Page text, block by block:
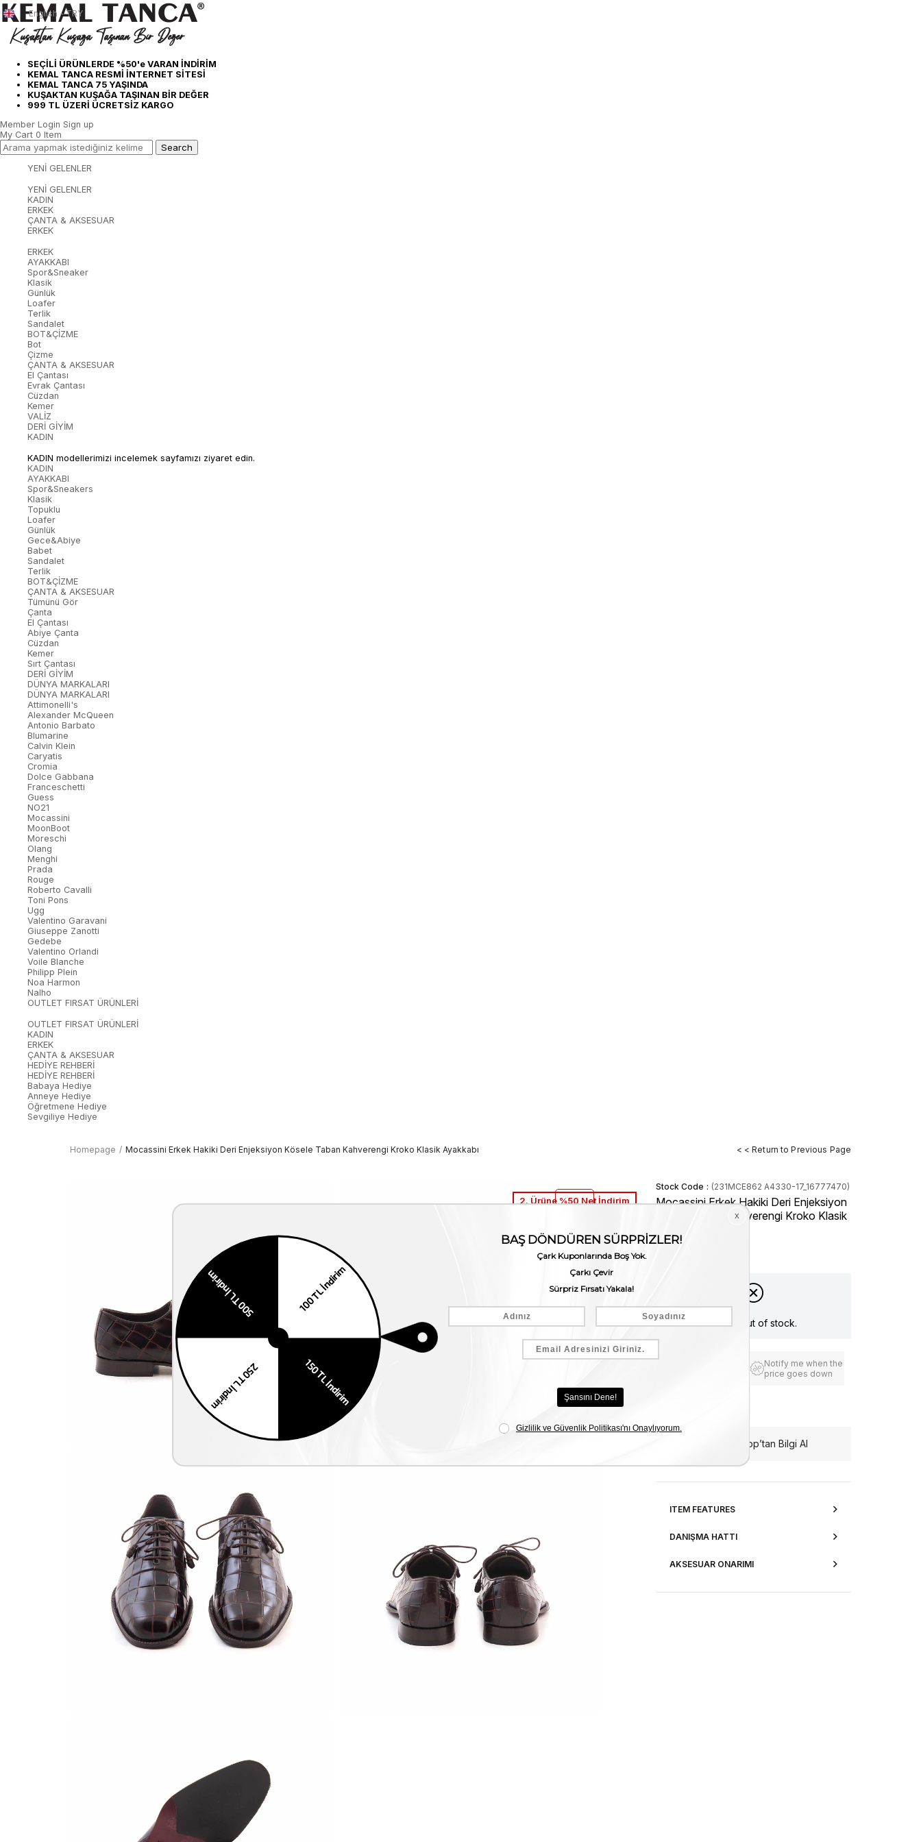
SEÇİLİ ÜRÜNLERDE %50'e VARAN İNDİRİM
KEMAL TANCA RESMİ İNTERNET SİTESİ
KEMAL TANCA 75 YAŞINDA
KUŞAKTAN KUŞAĞA TAŞINAN BİR DEĞER
999 TL ÜZERİ ÜCRETSİZ KARGO
English - TRY
Member Login Sign up
My Cart 0 Item
YENİ GELENLER
YENİ GELENLER
KADIN
ERKEK
ÇANTA & AKSESUAR
ERKEK
ERKEK
AYAKKABI
Spor&Sneaker
Klasik
Günlük
Loafer
Terlik
Sandalet
BOT&ÇİZME
Bot
Çizme
ÇANTA & AKSESUAR
El Çantası
Evrak Çantası
Cüzdan
Kemer
VALİZ
DERİ GİYİM
KADIN
KADIN modellerimizi incelemek sayfamızı ziyaret edin.
KADIN
AYAKKABI
Spor&Sneakers
Klasik
Topuklu
Loafer
Günlük
Gece&Abiye
Babet
Sandalet
Terlik
BOT&ÇİZME
ÇANTA & AKSESUAR
Tümünü Gör
Çanta
El Çantası
Abiye Çanta
Cüzdan
Kemer
Sırt Çantası
DERİ GİYİM
DÜNYA MARKALARI
DÜNYA MARKALARI
Attimonelli's
Alexander McQueen
Antonio Barbato
Blumarine
Calvin Klein
Caryatis
Cromia
Dolce Gabbana
Franceschetti
Guess
NO21
Mocassini
MoonBoot
Moreschi
Olang
Menghi
Prada
Rouge
Roberto Cavalli
Toni Pons
Ugg
Valentino Garavani
Giuseppe Zanotti
Gedebe
Valentino Orlandi
Voile Blanche
Philipp Plein
Noa Harmon
Nalho
OUTLET FIRSAT ÜRÜNLERİ
OUTLET FIRSAT ÜRÜNLERİ
KADIN
ERKEK
ÇANTA & AKSESUAR
HEDİYE REHBERİ
HEDİYE REHBERİ
Babaya Hediye
Anneye Hediye
Öğretmene Hediye
Sevgiliye Hediye
Homepage Mocassini Erkek Hakiki Deri Enjeksiyon Kösele Taban Kahverengi Kroko Klasik Ayakkabı < < Return to Previous Page
2. Ürüne %50 Net İndirim
Stock Code (231MCE862 A4330-17_16777470)
Mocassini Erkek Hakiki Deri Enjeksiyon
Kösele Taban Kahverengi Kroko Klasik
Stock Amount
Item is out of stock.
Notify me when the
price goes down
WhatsApp’tan Bilgi Al
ITEM FEATURES
DANIŞMA HATTI
AKSESUAR ONARIMI